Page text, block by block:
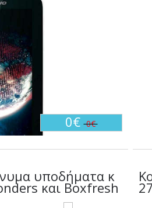
0€0€
υποδήματα κ
και Boxfresh